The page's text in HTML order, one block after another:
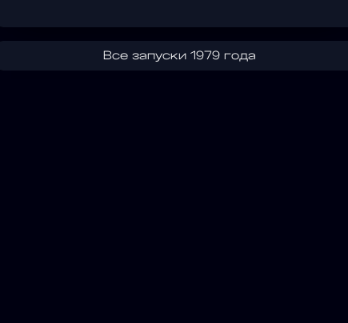
Все запуски 1979 года